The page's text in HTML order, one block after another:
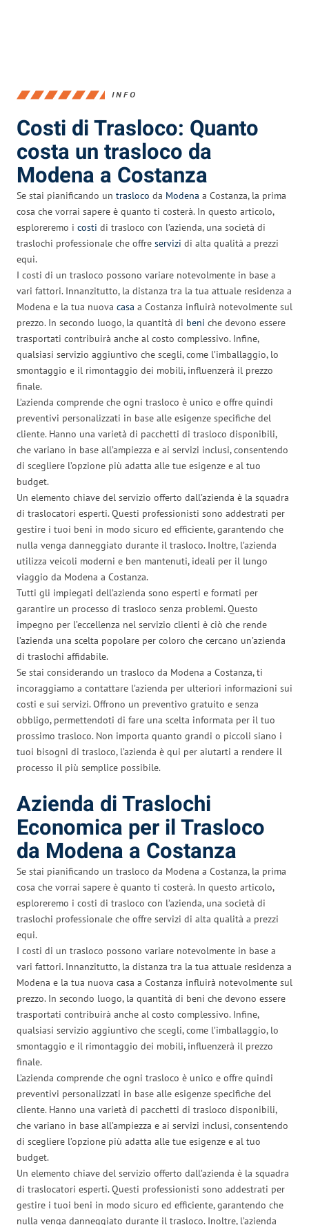
INFO
Costi di Trasloco: Quanto
costa un trasloco da
Modena a Costanza
Se stai pianificando un trasloco da Modena a Costanza, la prima
cosa che vorrai sapere è quanto ti costerà. In questo articolo,
esploreremo i costi di trasloco con l’azienda, una società di
traslochi professionale che offre servizi di alta qualità a prezzi
equi.
I costi di un trasloco possono variare notevolmente in base a
vari fattori. Innanzitutto, la distanza tra la tua attuale residenza a
Modena e la tua nuova casa a Costanza influirà notevolmente sul
prezzo. In secondo luogo, la quantità di beni che devono essere
trasportati contribuirà anche al costo complessivo. Infine,
qualsiasi servizio aggiuntivo che scegli, come l’imballaggio, lo
smontaggio e il rimontaggio dei mobili, influenzerà il prezzo
finale.
L’azienda comprende che ogni trasloco è unico e offre quindi
preventivi personalizzati in base alle esigenze specifiche del
cliente. Hanno una varietà di pacchetti di trasloco disponibili,
che variano in base all’ampiezza e ai servizi inclusi, consentendo
di scegliere l’opzione più adatta alle tue esigenze e al tuo
budget.
Un elemento chiave del servizio offerto dall’azienda è la squadra
di traslocatori esperti. Questi professionisti sono addestrati per
gestire i tuoi beni in modo sicuro ed efficiente, garantendo che
nulla venga danneggiato durante il trasloco. Inoltre, l’azienda
utilizza veicoli moderni e ben mantenuti, ideali per il lungo
viaggio da Modena a Costanza.
Tutti gli impiegati dell’azienda sono esperti e formati per
garantire un processo di trasloco senza problemi. Questo
impegno per l’eccellenza nel servizio clienti è ciò che rende
l’azienda una scelta popolare per coloro che cercano un’azienda
di traslochi affidabile.
Se stai considerando un trasloco da Modena a Costanza, ti
incoraggiamo a contattare l’azienda per ulteriori informazioni sui
costi e sui servizi. Offrono un preventivo gratuito e senza
obbligo, permettendoti di fare una scelta informata per il tuo
prossimo trasloco. Non importa quanto grandi o piccoli siano i
tuoi bisogni di trasloco, l’azienda è qui per aiutarti a rendere il
processo il più semplice possibile.
Azienda di Traslochi
Economica per il Trasloco
da Modena a Costanza
Se stai pianificando un trasloco da Modena a Costanza, la prima
cosa che vorrai sapere è quanto ti costerà. In questo articolo,
esploreremo i costi di trasloco con l’azienda, una società di
traslochi professionale che offre servizi di alta qualità a prezzi
equi.
I costi di un trasloco possono variare notevolmente in base a
vari fattori. Innanzitutto, la distanza tra la tua attuale residenza a
Modena e la tua nuova casa a Costanza influirà notevolmente sul
prezzo. In secondo luogo, la quantità di beni che devono essere
trasportati contribuirà anche al costo complessivo. Infine,
qualsiasi servizio aggiuntivo che scegli, come l’imballaggio, lo
smontaggio e il rimontaggio dei mobili, influenzerà il prezzo
finale.
L’azienda comprende che ogni trasloco è unico e offre quindi
preventivi personalizzati in base alle esigenze specifiche del
cliente. Hanno una varietà di pacchetti di trasloco disponibili,
che variano in base all’ampiezza e ai servizi inclusi, consentendo
di scegliere l’opzione più adatta alle tue esigenze e al tuo
budget.
Un elemento chiave del servizio offerto dall’azienda è la squadra
di traslocatori esperti. Questi professionisti sono addestrati per
gestire i tuoi beni in modo sicuro ed efficiente, garantendo che
nulla venga danneggiato durante il trasloco. Inoltre, l’azienda